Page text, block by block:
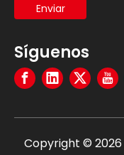
Enviar
Síguenos
Copyright © 2026